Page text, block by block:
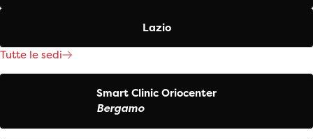
Lazio
Tutte le sedi
Smart Clinic Oriocenter
Bergamo